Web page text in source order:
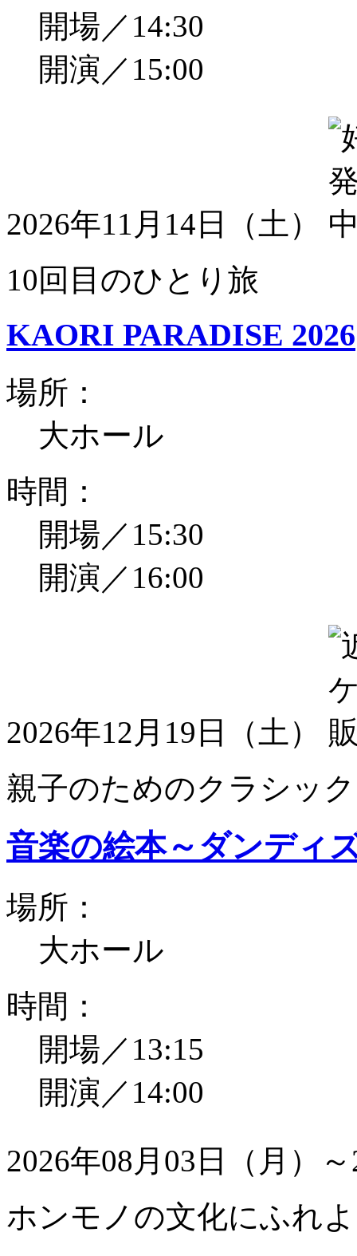
開場／14:30
開演／15:00
2026年11月14日（土）
10回目のひとり旅
KAORI PARADISE 2026
場所：
大ホール
時間：
開場／15:30
開演／16:00
2026年12月19日（土）
親子のためのクラシッ
音楽の絵本～ダンディ
場所：
大ホール
時間：
開場／13:15
開演／14:00
2026年08月03日（月）
ホンモノの文化にふれ